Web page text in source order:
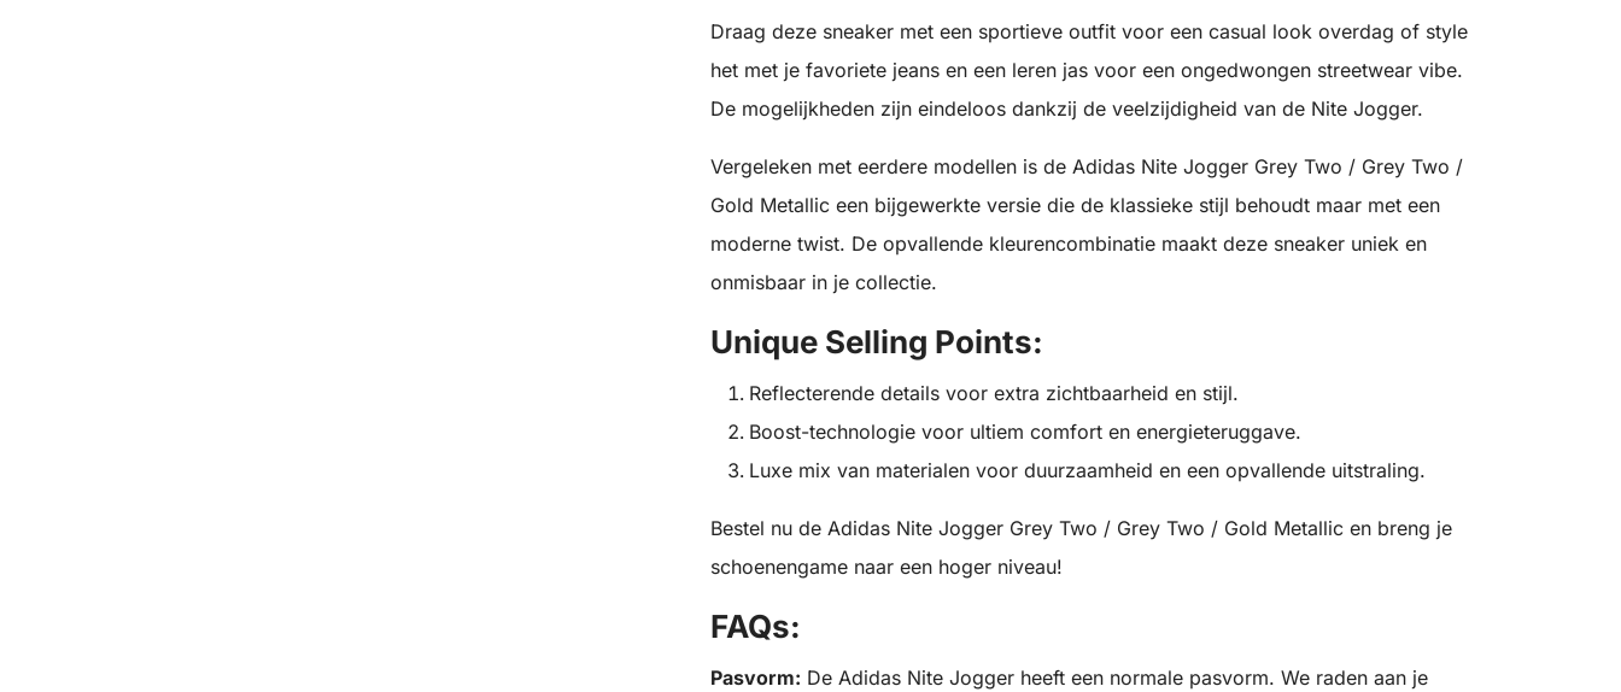
Draag deze sneaker met een sportieve outfit voor een casual look overdag of style
het met je favoriete jeans en een leren jas voor een ongedwongen streetwear vibe.
De mogelijkheden zijn eindeloos dankzij de veelzijdigheid van de Nite Jogger.
Vergeleken met eerdere modellen is de Adidas Nite Jogger Grey Two / Grey Two /
Gold Metallic een bijgewerkte versie die de klassieke stijl behoudt maar met een
moderne twist. De opvallende kleurencombinatie maakt deze sneaker uniek en
onmisbaar in je collectie.
Unique Selling Points:
Reflecterende details voor extra zichtbaarheid en stijl.
Boost-technologie voor ultiem comfort en energieteruggave.
Luxe mix van materialen voor duurzaamheid en een opvallende uitstraling.
Bestel nu de Adidas Nite Jogger Grey Two / Grey Two / Gold Metallic en breng je
schoenengame naar een hoger niveau!
FAQs:
Pasvorm: De Adidas Nite Jogger heeft een normale pasvorm. We raden aan je